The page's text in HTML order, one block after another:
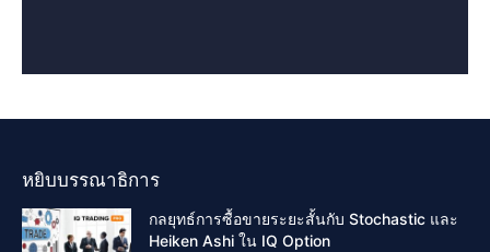
หยิบบรรณาธิการ
กลยุทธ์การซื้อขายระยะสั้นกับ Stochastic และ
Heiken Ashi ใน IQ Option